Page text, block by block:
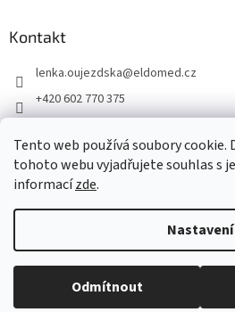
Tento web používá soubory cookie.
tohoto webu vyjadřujete souhlas s
informacízde.
Nastavení
Odmítnout
Kontakt
lenka.oujezdska@eldomed.cz
+420 602 770 375
eldomed.cz
Copyright 2026Eldomed.cz.